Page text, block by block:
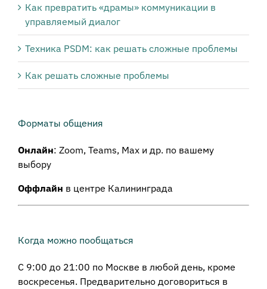
Как превратить «драмы» коммуникации в
управляемый диалог
Техника PSDM: как решать сложные проблемы
Как решать сложные проблемы
Форматы общения
Онлайн: Zoom, Teams, Max и др. по вашему
выбору
Оффлайн в центре Калининграда
Когда можно пообщаться
С 9:00 до 21:00 по Москве в любой день, кроме
воскресенья. Предварительно договориться в